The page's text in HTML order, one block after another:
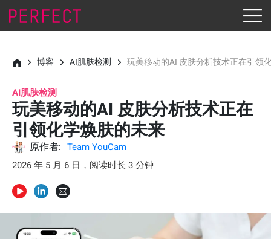
博客 AI肌肤检测 玩美移动的AI 皮肤分析技术正在引领
AI肌肤检测
玩美移动的AI 皮肤分析技术正在
引领化学焕肤的未来
原作者:
Team YouCam
2026 年 5 月 6 日，阅读时长 3 分钟